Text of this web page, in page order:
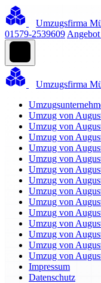
Umzugsfirma
01579-2539609
Umzugsfirma
Umzug von
Umzug von
Umzug von
Umzug von
Umzug von
Umzug von
Umzug von
Umzug von
Umzug von
Umzug von
Umzug von
Umzug von
Umzug von
Umzug von
Impressum
Datenschutz